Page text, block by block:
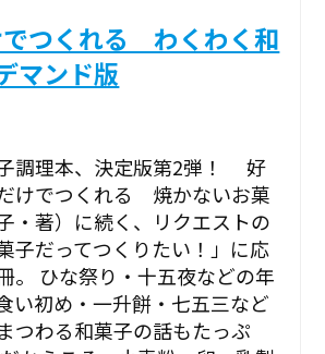
つくれる わくわく和
マンド版
調理本、決定版第2弾！ 好
けでつくれる 焼かないお菓
・著）に続く、リクエストの
子だってつくりたい！」に応
。 ひな祭り・十五夜などの年
い初め・一升餅・七五三など
つわる和菓子の話もたっぷ